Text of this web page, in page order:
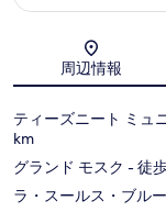
周辺情報
ティーズニート ミュ
km
グランド モスク - 徒
ラ・スールス・ブルー